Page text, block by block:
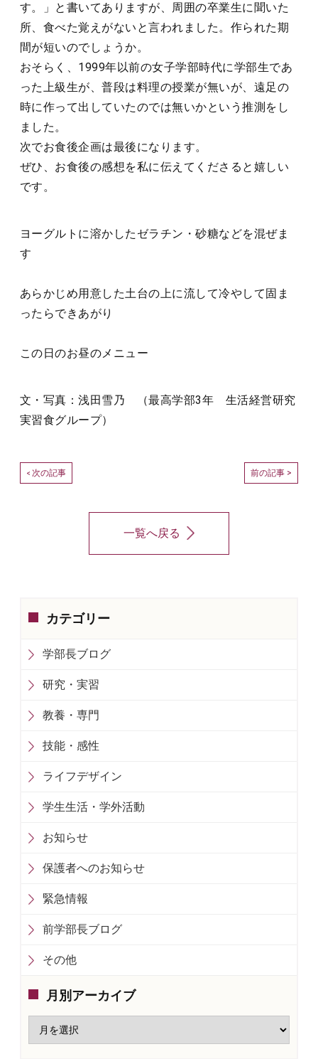
す。」と書いてありますが、周囲の卒業生に聞いた
所、食べた覚えがないと言われました。作られた期
間が短いのでしょうか。
おそらく、1999年以前の女子学部時代に学部生であ
った上級生が、普段は料理の授業が無いが、遠足の
時に作って出していたのでは無いかという推測をし
ました。
次でお食後企画は最後になります。
ぜひ、お食後の感想を私に伝えてくださると嬉しい
です。
ヨーグルトに溶かしたゼラチン・砂糖などを混ぜま
す
あらかじめ用意した土台の上に流して冷やして固ま
ったらできあがり
この日のお昼のメニュー
文・写真：浅田雪乃 （最高学部3年 生活経営研究
実習食グループ）
< 次の記事 前の記事 >
一覧へ戻る
カテゴリー
学部長ブログ
研究・実習
教養・専門
技能・感性
ライフデザイン
学生生活・学外活動
お知らせ
保護者へのお知らせ
緊急情報
前学部長ブログ
その他
月別アーカイブ